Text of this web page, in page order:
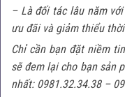
– Là đối tác lâu năm
ưu đãi và giảm thiểu
Chỉ cần bạn đặt niềm
sẽ đem lại cho bạn sản
nhất: 0981.32.34.38 –